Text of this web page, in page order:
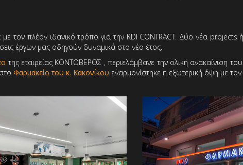
με τον πλέον ιδανικό τρόπο για την KDI CONTRACT. Δύο νέα
έργων μας οδηγούν δυναμικά στο νέο έτος.
της εταιρείας ΚΟΝΤΟΒΕΡΟΣ , περιελάμβανε την ολική ανακαίνιση
Φαρμακείο του κ. Κακονίκου εναρμονίστηκε η εξωτερική όψη με